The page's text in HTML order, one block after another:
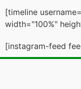
[timeline
width="100%"
[instagram-feed